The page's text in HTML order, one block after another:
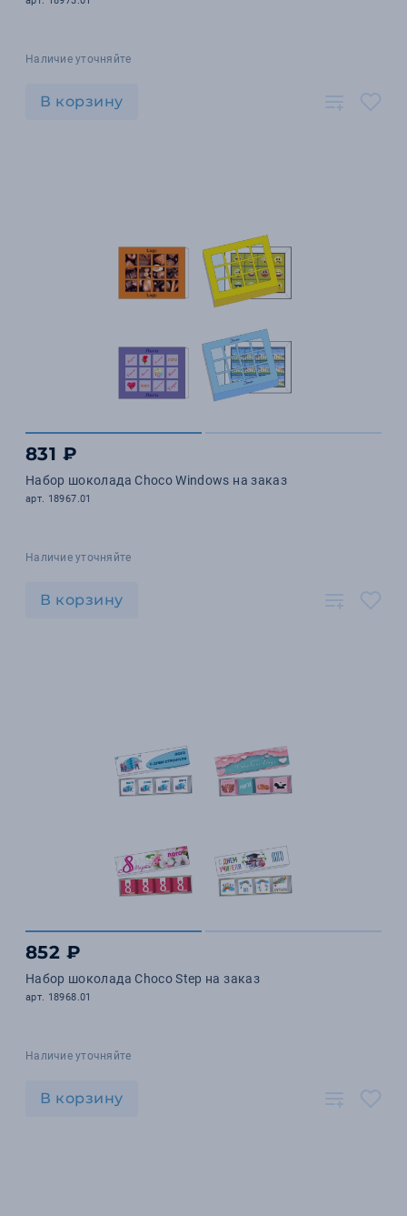
Наличие уточняйте
В корзину
831 ₽
Набор шоколада Choco Windows на заказ
арт. 18967.01
Наличие уточняйте
В корзину
852 ₽
Набор шоколада Choco Step на заказ
арт. 18968.01
Наличие уточняйте
В корзину